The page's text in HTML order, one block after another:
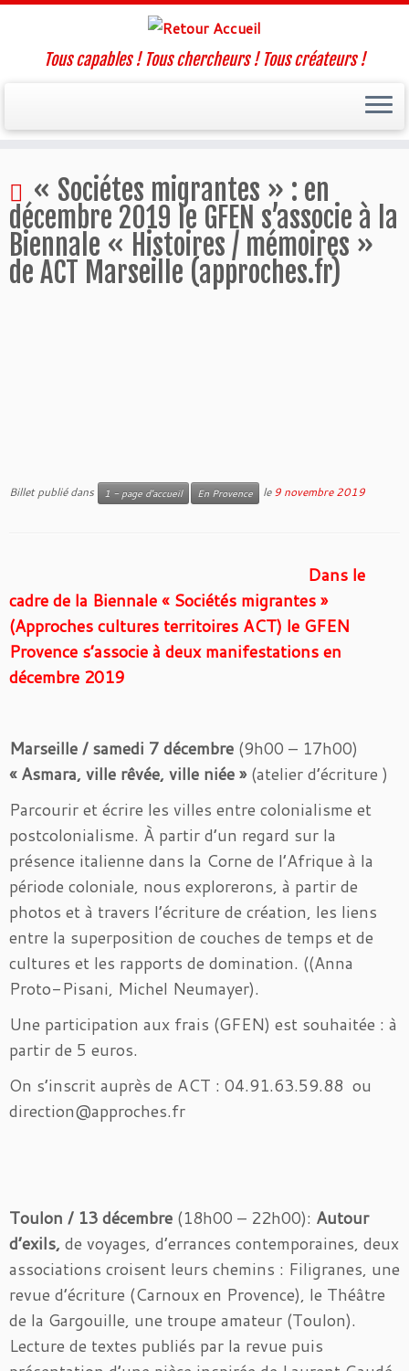
au
contenu
Tous capables ! Tous chercheurs ! Tous créateurs !
« Sociétes migrantes » : en
décembre 2019 le GFEN s’associe à la
Biennale « Histoires / mémoires »
de ACT Marseille (approches.fr)
Billet publié dans 1 - page d'accueil En Provence le9 novembre 2019
Dans le
cadre de la Biennale « Sociétés migrantes »
(Approches cultures territoires ACT) le GFEN
Provence s’associe à deux manifestations en
décembre 2019
Marseille / samedi 7 décembre (9h00 – 17h00)
« Asmara, ville rêvée, ville niée »(atelier d’écriture )
Parcourir et écrire les villes entre colonialisme et
postcolonialisme. À partir d’un regard sur la
présence italienne dans la Corne de l’Afrique à la
période coloniale, nous explorerons, à partir de
photos et à travers l’écriture de création, les liens
entre la superposition de couches de temps et de
cultures et les rapports de domination. ((Anna
Proto-Pisani, Michel Neumayer).
Une participation aux frais (GFEN) est souhaitée : à
partir de 5 euros.
On s’inscrit auprès de ACT : 04.91.63.59.88 ou
direction@approches.fr
Toulon / 13 décembre (18h00 – 22h00): Autour
d’exils, de voyages, d’errances contemporaines, deux
associations croisent leurs chemins : Filigranes, une
revue d’écriture (Carnoux en Provence), le Théâtre
de la Gargouille, une troupe amateur (Toulon).
Lecture de textes publiés par la revue puis